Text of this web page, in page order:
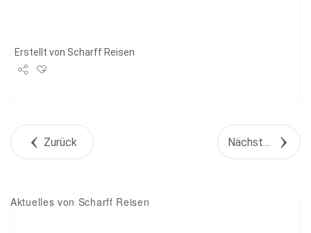
Erstellt von Scharff Reisen
+1Zurück Nächstes Objekt
Aktuelles von Scharff Reisen